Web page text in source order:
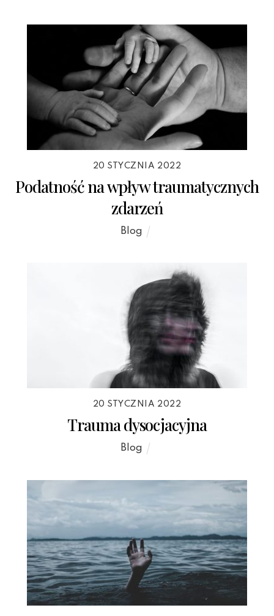
20 STYCZNIA 2022
Podatność na wpływ traumatycznych
zdarzeń
Blog
20 STYCZNIA 2022
Trauma dysocjacyjna
Blog